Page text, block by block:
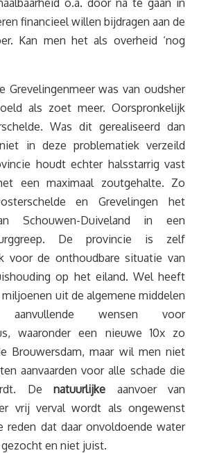
o.a. door na te gaan in
financieel willen bijdragen aan de
Kan men het als overheid ‘nog
Grevelingenmeer was van oudsher
als zoet meer. Oorspronkelijk
Was dit gerealiseerd dan
in deze problematiek verzeild
houdt echter halsstarrig vast
een maximaal zoutgehalte. Zo
en Grevelingen het
Schouwen-Duiveland in een
De provincie is zelf
voor de onthoudbare situatie van
op het eiland. Wel heeft
uit de algemene middelen
wensen voor
waaronder een nieuwe 10x zo
Brouwersdam, maar wil men niet
aanvaarden voor alle schade die
Denatuurlijke aanvoer van
vrij verval wordt als ongewenst
reden dat daar onvoldoende water
en niet juist.